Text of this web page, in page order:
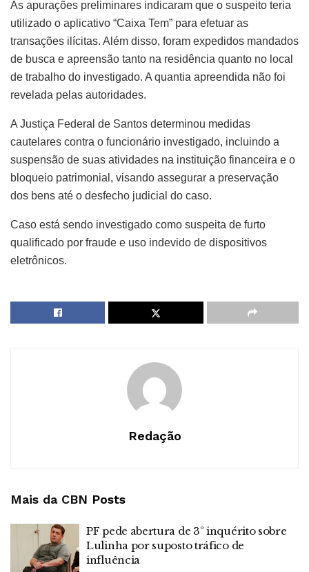
As apurações preliminares indicaram que o suspeito teria
utilizado o aplicativo “Caixa Tem” para efetuar as
transações ilícitas. Além disso, foram expedidos mandados
de busca e apreensão tanto na residência quanto no local
de trabalho do investigado. A quantia apreendida não foi
revelada pelas autoridades.
A Justiça Federal de Santos determinou medidas
cautelares contra o funcionário investigado, incluindo a
suspensão de suas atividades na instituição financeira e o
bloqueio patrimonial, visando assegurar a preservação
dos bens até o desfecho judicial do caso.
Caso está sendo investigado como suspeita de furto
qualificado por fraude e uso indevido de dispositivos
eletrônicos.
Redação
Mais da CBN Posts
PF pede abertura de 3º inquérito sobre
Lulinha por suposto tráfico de
influência